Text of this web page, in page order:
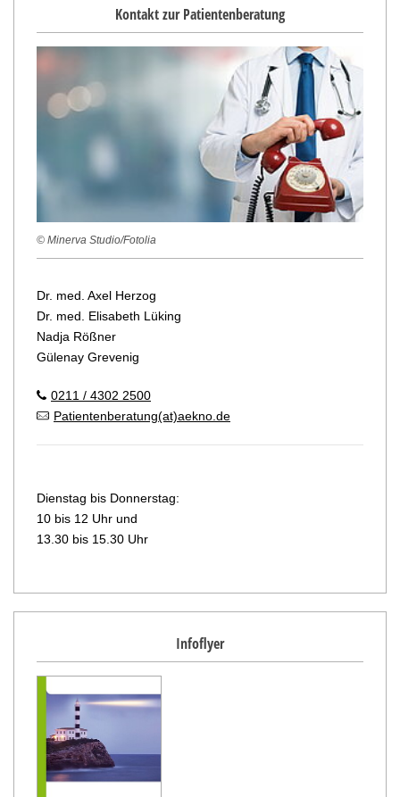
Kontakt zur Patientenberatung
© Minerva Studio/Fotolia
Dr. med. Axel Herzog
Dr. med. Elisabeth Lüking
Nadja Rößner
Gülenay Grevenig
0211 / 4302 2500
Patientenberatung(at)aekno.de
Dienstag bis Donnerstag:
10 bis 12 Uhr und
13.30 bis 15.30 Uhr
Infoflyer